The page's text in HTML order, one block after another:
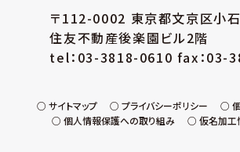
〒112-0002 東京都文京区小
住友不動産後楽園ビル2階
tel：03-3818-0610 fax：03-
サイトマップ プライバシーポリシー
個人情報保護への取り組み
仮名加工